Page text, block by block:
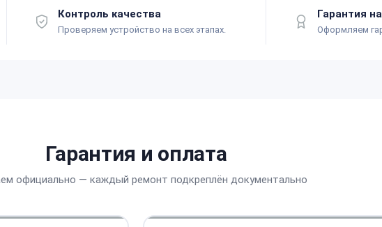
Контроль качества
Проверяем устройство на всех этапах.
Гарантия
Оформляем
Гарантия и оплата
официально — каждый ремонт подкреплён документально